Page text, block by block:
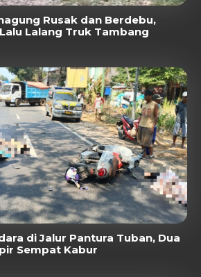
Rusak dan Berdebu,
Lalang Truk Tambang
di Jalur Pantura Tuban, Dua
Sempat Kabur